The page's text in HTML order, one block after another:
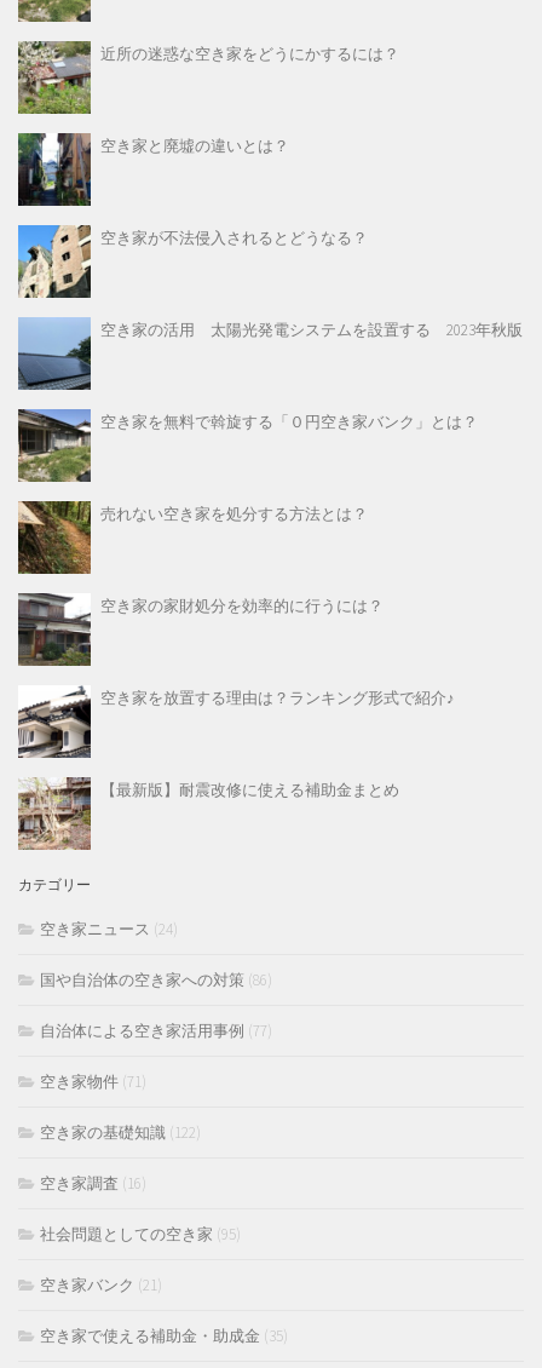
近所の迷惑な空き家をどうにかするには？
空き家と廃墟の違いとは？
空き家が不法侵入されるとどうなる？
空き家の活用 太陽光発電システムを設置する 2023年秋版
空き家を無料で斡旋する「０円空き家バンク」とは？
売れない空き家を処分する方法とは？
空き家の家財処分を効率的に行うには？
空き家を放置する理由は？ランキング形式で紹介♪
【最新版】耐震改修に使える補助金まとめ
カテゴリー
空き家ニュース (24)
国や自治体の空き家への対策 (86)
自治体による空き家活用事例 (77)
空き家物件 (71)
空き家の基礎知識 (122)
空き家調査 (16)
社会問題としての空き家 (95)
空き家バンク (21)
空き家で使える補助金・助成金 (35)